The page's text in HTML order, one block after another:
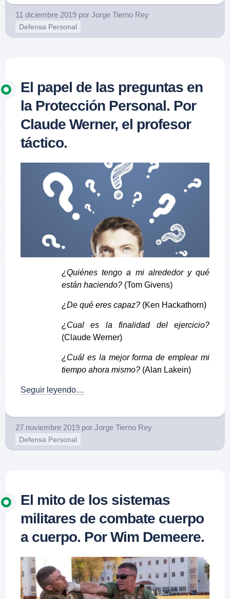
11 diciembre 2019 por Jorge Tierno Rey
Defensa Personal
El papel de las preguntas en
la Protección Personal. Por
Claude Werner, el profesor
táctico.
¿Quiénes tengo a mi alrededor y qué
están haciendo? (Tom Givens)
¿De qué eres capaz? (Ken Hackathorn)
¿Cual es la finalidad del ejercicio?
(Claude Werner)
¿Cuál es la mejor forma de emplear mi
tiempo ahora mismo? (Alan Lakein)
Seguir leyendo…
27 noviembre 2019 por Jorge Tierno Rey
Defensa Personal
El mito de los sistemas
militares de combate cuerpo
a cuerpo. Por Wim Demeere.